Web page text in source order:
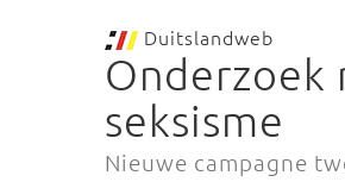
Duitslandweb
Onderzoek
seksisme
Nieuwe campagne